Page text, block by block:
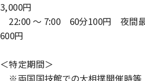
3,000円
22:00 ～ 7:00 60分100円 夜間
600円
＜特定期間＞
※両国国技館での大相撲開催時等